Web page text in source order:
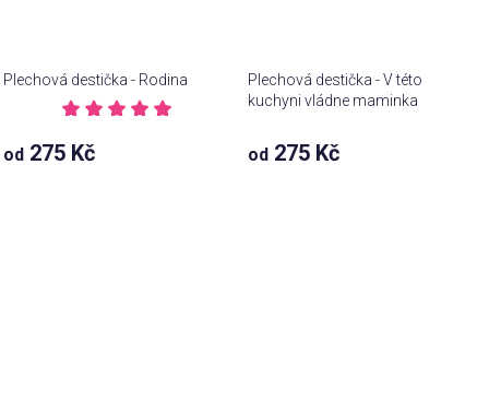
Plechová destička - Rodina
hodnocení
produktu
od 275 Kč
Plechová destička - V této
kuchyni vládne maminka
Průměrné
hodnocení
od 275 Kč